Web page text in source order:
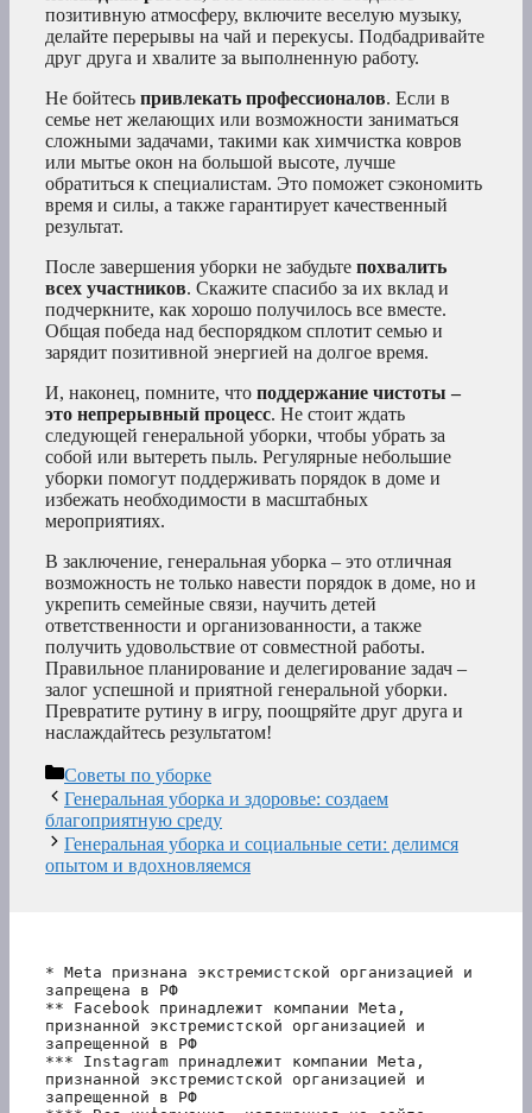
позитивную атмосферу, включите веселую музыку,
делайте перерывы на чай и перекусы. Подбадривайте
друг друга и хвалите за выполненную работу.
Не бойтесь привлекать профессионалов. Если в
семье нет желающих или возможности заниматься
сложными задачами, такими как химчистка ковров
или мытье окон на большой высоте, лучше
обратиться к специалистам. Это поможет сэкономить
время и силы, а также гарантирует качественный
результат.
После завершения уборки не забудьте похвалить
всех участников. Скажите спасибо за их вклад и
подчеркните, как хорошо получилось все вместе.
Общая победа над беспорядком сплотит семью и
зарядит позитивной энергией на долгое время.
И, наконец, помните, что поддержание чистоты –
это непрерывный процесс. Не стоит ждать
следующей генеральной уборки, чтобы убрать за
собой или вытереть пыль. Регулярные небольшие
уборки помогут поддерживать порядок в доме и
избежать необходимости в масштабных
мероприятиях.
В заключение, генеральная уборка – это отличная
возможность не только навести порядок в доме, но и
укрепить семейные связи, научить детей
ответственности и организованности, а также
получить удовольствие от совместной работы.
Правильное планирование и делегирование задач –
залог успешной и приятной генеральной уборки.
Превратите рутину в игру, поощряйте друг друга и
наслаждайтесь результатом!
Рубрики
Советы по уборке
Генеральная уборка и здоровье: создаем
благоприятную среду
Генеральная уборка и социальные сети: делимся
опытом и вдохновляемся
* Meta признана экстремистской организацией и
запрещена в РФ
** Facebook принадлежит компании Meta,
признанной экстремистской организацией и
запрещенной в РФ
*** Instagram принадлежит компании Meta,
признанной экстремистской организацией и
запрещенной в РФ